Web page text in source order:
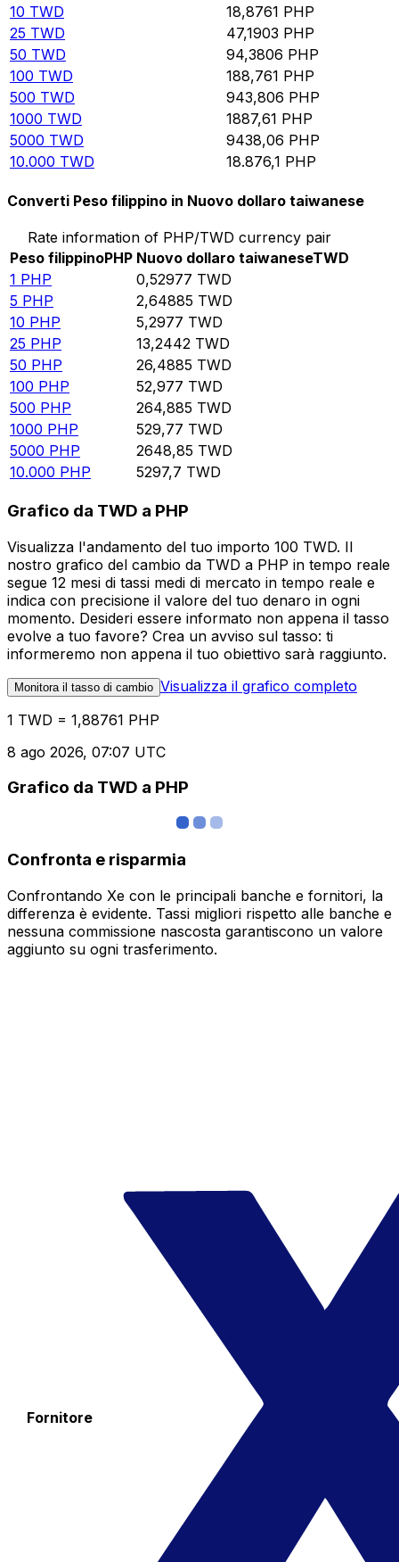
10 TWD 18,8761 PHP
25 TWD 47,1903 PHP
50 TWD 94,3806 PHP
100 TWD 188,761 PHP
500 TWD 943,806 PHP
1000 TWD 1887,61 PHP
5000 TWD 9438,06 PHP
10.000 TWD 18.876,1 PHP
Converti Peso filippino in Nuovo dollaro taiwanese
Rate information of PHP/TWD currency pair
Peso filippinoPHP Nuovo dollaro taiwaneseTWD
1 PHP 0,52977 TWD
5 PHP 2,64885 TWD
10 PHP 5,2977 TWD
25 PHP 13,2442 TWD
50 PHP 26,4885 TWD
100 PHP 52,977 TWD
500 PHP 264,885 TWD
1000 PHP 529,77 TWD
5000 PHP 2648,85 TWD
10.000 PHP 5297,7 TWD
Grafico da TWD a PHP
Visualizza l'andamento del tuo importo 100 TWD. Il
nostro grafico del cambio da TWD a PHP in tempo reale
segue 12 mesi di tassi medi di mercato in tempo reale e
indica con precisione il valore del tuo denaro in ogni
momento. Desideri essere informato non appena il tasso
evolve a tuo favore? Crea un avviso sul tasso: ti
informeremo non appena il tuo obiettivo sarà raggiunto.
Monitora il tasso di cambio Visualizza il grafico completo
1 TWD = 1,88761 PHP
8 ago 2026, 07:07 UTC
Grafico da TWD a PHP
Confronta e risparmia
Confrontando Xe con le principali banche e fornitori, la
differenza è evidente. Tassi migliori rispetto alle banche e
nessuna commissione nascosta garantiscono un valore
aggiunto su ogni trasferimento.
Fornitore